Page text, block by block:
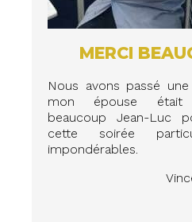
MERCI
Nous avons passé
mon épouse était
beaucoup Jean-Luc
cette soirée
impondérables.